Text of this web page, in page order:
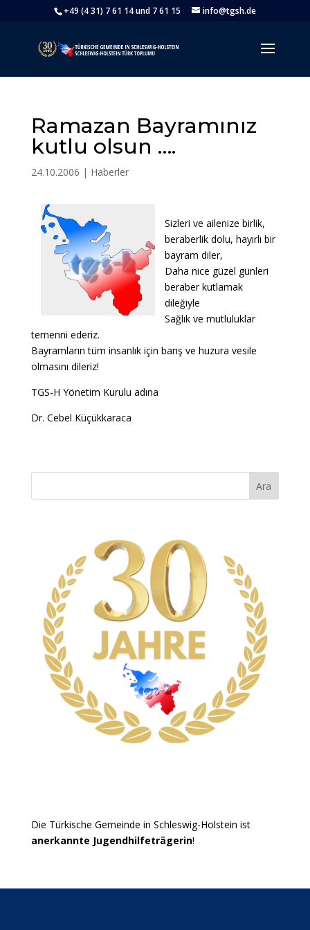
+49 (4 31) 7 61 14 und 7 61 15 info@tgsh.de
Ramazan Bayramınız
kutlu olsun ….
24.10.2006 | Haberler
Sizleri ve ailenize birlik,
beraberlik dolu, hayırlı bir
bayram diler,
Daha nice güzel günleri
beraber kutlamak
dileğiyle
Sağlık ve mutluluklar
temenni ederiz.
Bayramların tüm insanlık için barış ve huzura vesile
olmasını dileriz!
TGS-H Yönetim Kurulu adına
Dr. Cebel Küçükkaraca
Ara
Die Türkische Gemeinde in Schleswig-Holstein ist
anerkannte Jugendhilfeträgerin!